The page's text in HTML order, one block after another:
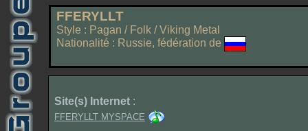
FFERYLLT
Style : Pagan / Folk / Viking Metal
Nationalité : Russie, fédération de
Site(s) Internet :
FFERYLLT MYSPACE